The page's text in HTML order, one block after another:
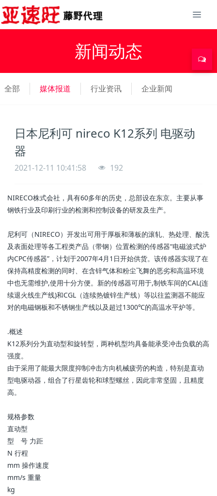
新闻动态
全部 媒体报道 行业资讯 企业新闻
日本尼利可 nireco K12系列 电驱动
器
2021-12-11 10:41:58 192
NIRECO株式会社，具有60多年的历史，总部设在东京。主要从事
钢铁行业及印刷行业的检测和控制设备的研发及生产。
尼利可（NIRECO）开发出可用于厚板和薄板的滚轧、热处理、酸洗
及表面处理等各工程类产品（带钢）位置检测的传感器“电磁波式炉
内CPC传感器”，计划于2007年4月1日开始供货。该传感器实现了在
保持高精度检测的同时、在含锌气体和粉尘飞舞的恶劣和高温环境
中也无需维护,使用十分方便。新的传感器可用于,制铁车间的CAL(连
续退火线生产线)和CGL（连续热镀锌生产线）等以往监测器不能应
对的电磁钢板和不锈钢生产线以及超过1300℃的高温水平炉等。
. 概述
K12系列分为直动型和旋转型，两种机型均具备能承受冲击负载的高
强度。
由于采用了能最大限度抑制冲击方向机械疲劳的构造，特别是直动
型电驱动器，组合了行星齿轮和球型螺丝，因此非常坚固，且精度
高。
规格参数
直动型
型 号 力距
N 行程
mm 操作速度
mm/s 重量
kg